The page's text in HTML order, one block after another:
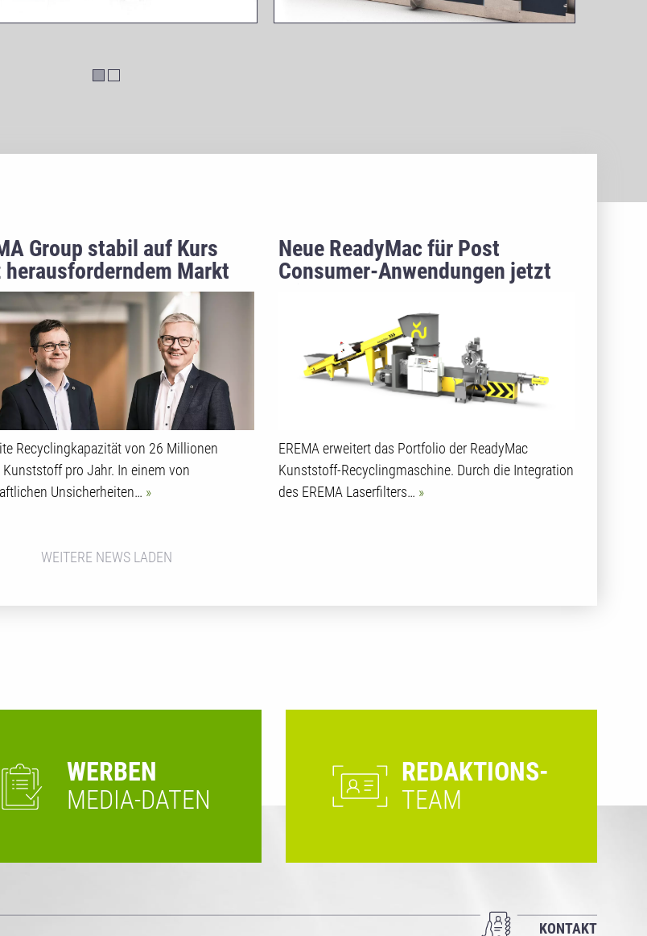
Group stabil auf Kurs
Markt
Recyclingkapazität von 26 Millionen
Kunststoff pro Jahr. In einem von
Unsicherheiten…
Neue ReadyMac für Post
Consumer-Anwendungen jetzt
EREMA erweitert das Portfolio der ReadyMac
Kunststoff-Recyclingmaschine. Durch die Integration
des EREMA Laserfilters…
WEITERE NEWS LADEN
WERBEN
MEDIA-DATEN
REDAKTIONS-
TEAM
KONTAKT